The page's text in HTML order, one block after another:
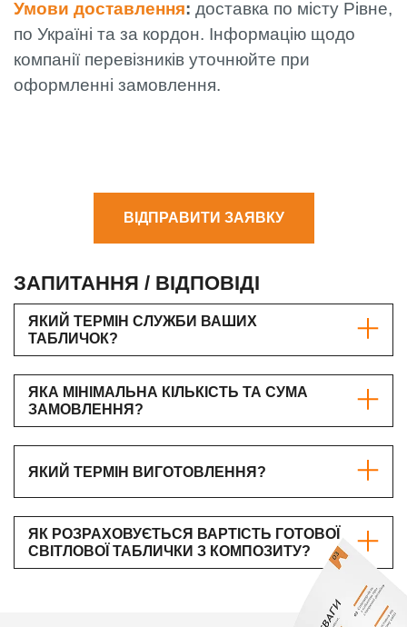
Умови доставлення: доставка по місту Рівне,
по Україні та за кордон. Інформацію щодо
компанії перевізників уточнюйте при
оформленні замовлення.
ВІДПРАВИТИ ЗАЯВКУ
ЗАПИТАННЯ / ВІДПОВІДІ
ЯКИЙ ТЕРМІН СЛУЖБИ ВАШИХ
ТАБЛИЧОК?
ЯКА МІНІМАЛЬНА КІЛЬКІСТЬ ТА СУМА
ЗАМОВЛЕННЯ?
ЯКИЙ ТЕРМІН ВИГОТОВЛЕННЯ?
ЯК РОЗРАХОВУЄТЬСЯ ВАРТІСТЬ ГОТОВОЇ
СВІТЛОВОЇ ТАБЛИЧКИ З КОМПОЗИТУ?